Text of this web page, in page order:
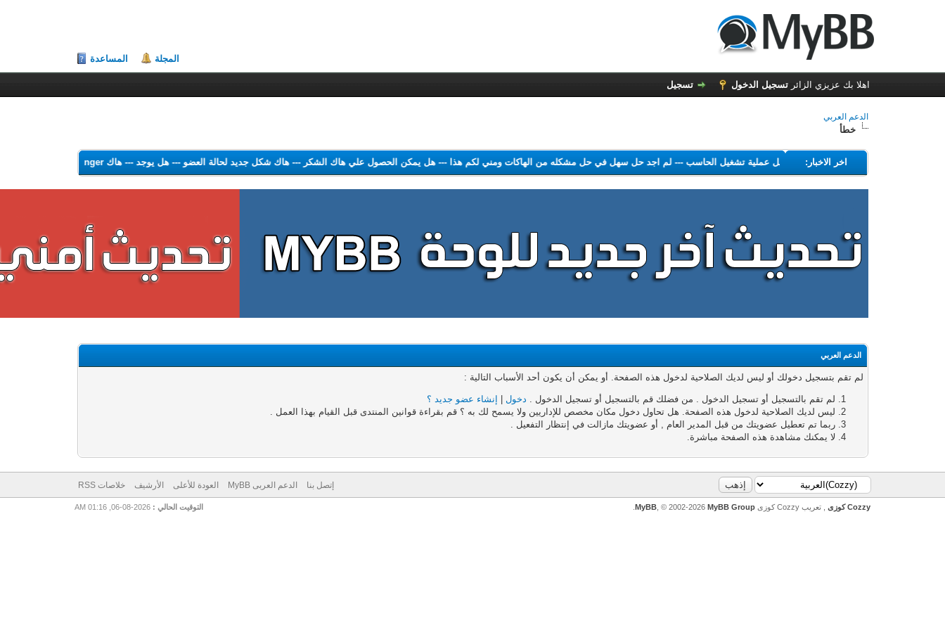
المجلة المساعدة
اهلا بك عزيزي الزائر تسجيل الدخول تسجيل
الدعم العربي
خطأ
اخر الاخبار:
البرامج التي تهدف إلى تعطيل عملية تشغيل الحاسب---لم اجد حل سهل في حل مشكله من الهاكات ومني لكم هذا---هل يمكن الحصول علي هاك الشكر---هاك شكل جديد لحالة العضو---هل يوجد---هاك Theme Color Changer
الدعم العربي
لم تقم بتسجيل دخولك أو ليس لديك الصلاحية لدخول هذه الصفحة. أو يمكن أن يكون أحد الأسباب التالية :
لم تقم بالتسجيل أو تسجيل الدخول . من فضلك قم بالتسجيل أو تسجيل الدخول . دخول
إنشاء عضو جديد ؟
ليس لديك الصلاحية لدخول هذه الصفحة. هل تحاول دخول مكان مخصص للإداريين ولا يسمح لك به ؟ قم بقراءة قوانين المنتدى قبل القيام بهذا العمل .
ربما تم تعطيل عضويتك من قبل المدير العام , أو عضويتك مازالت في إنتظار التفعيل .
لا يمكنك مشاهدة هذه الصفحة مباشرة.
إتصل بنا الدعم العربى MyBB العودة للأعلى الأرشيف خلاصات RSS
التوقيت الحالي : 2026-08-06, 01:16 AM Cozzy كوزى , تعريب Cozzy كوزى MyBB , © 2002-2026MyBB Group
.